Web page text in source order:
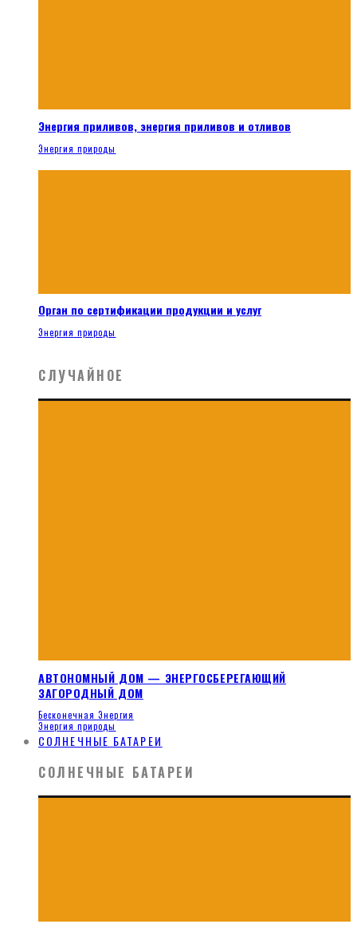
Энергия приливов, энергия приливов и отливов
Энергия природы
Орган по сертификации продукции и услуг
Энергия природы
СЛУЧАЙНОЕ
АВТОНОМНЫЙ ДОМ — ЭНЕРГОСБЕРЕГАЮЩИЙ
ЗАГОРОДНЫЙ ДОМ
Бесконечная Энергия
Энергия природы
СОЛНЕЧНЫЕ БАТАРЕИ
СОЛНЕЧНЫЕ БАТАРЕИ